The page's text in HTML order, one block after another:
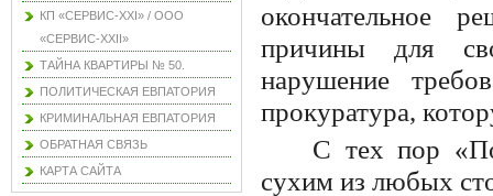
КП «СЕРВИС-XXI» / ООО
«СЕРВИС-XXII»
ТАЙНА КВАРТИРЫ № 50.
ПОЛИТИЧЕСКАЯ ЕВПАТОРИЯ
КРИМИНАЛЬНАЯ ЕВПАТОРИЯ
ОБРАТНАЯ СВЯЗЬ
КАРТА САЙТА
окончательное
причины для
нарушение
прокуратура,
С тех пор
сухим из любых